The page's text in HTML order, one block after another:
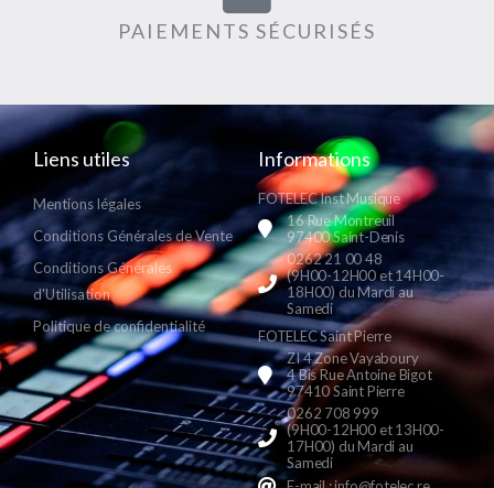
PAIEMENTS SÉCURISÉS
Liens utiles
Mentions légales
Conditions Générales de Vente
Conditions Générales
d'Utilisation
Politique de confidentialité
Informations
FOTELEC Inst Musique
16 Rue Montreuil
97400 Saint-Denis
0262 21 00 48
(9H00-12H00 et 14H00-
18H00) du Mardi au
Samedi
FOTELEC Saint Pierre
ZI 4 Zone Vayaboury
4 Bis Rue Antoine Bigot
97410 Saint Pierre
0262 708 999
(9H00-12H00 et 13H00-
17H00) du Mardi au
Samedi